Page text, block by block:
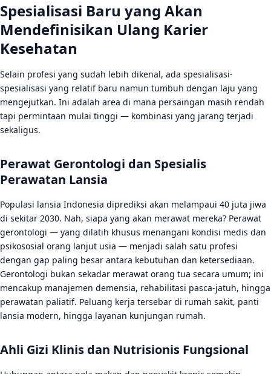
Spesialisasi Baru yang Akan
Mendefinisikan Ulang Karier
Kesehatan
Selain profesi yang sudah lebih dikenal, ada spesialisasi-
spesialisasi yang relatif baru namun tumbuh dengan laju yang
mengejutkan. Ini adalah area di mana persaingan masih rendah
tapi permintaan mulai tinggi — kombinasi yang jarang terjadi
sekaligus.
Perawat Gerontologi dan Spesialis
Perawatan Lansia
Populasi lansia Indonesia diprediksi akan melampaui 40 juta jiwa
di sekitar 2030. Nah, siapa yang akan merawat mereka? Perawat
gerontologi — yang dilatih khusus menangani kondisi medis dan
psikososial orang lanjut usia — menjadi salah satu profesi
dengan gap paling besar antara kebutuhan dan ketersediaan.
Gerontologi bukan sekadar merawat orang tua secara umum; ini
mencakup manajemen demensia, rehabilitasi pasca-jatuh, hingga
perawatan paliatif. Peluang kerja tersebar di rumah sakit, panti
lansia modern, hingga layanan kunjungan rumah.
Ahli Gizi Klinis dan Nutrisionis Fungsional